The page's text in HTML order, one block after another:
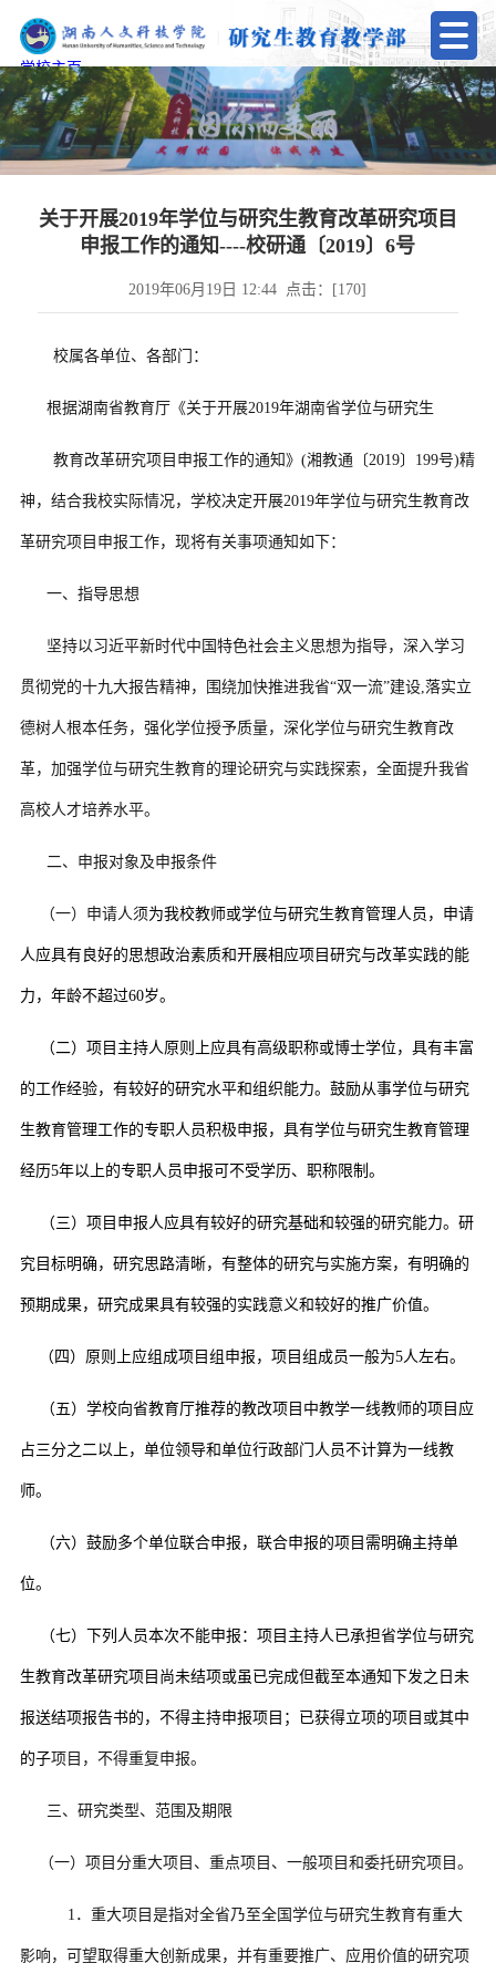
学校主页
关于开展2019年学位与研究生教育改革研究项目
申报工作的通知----校研通〔2019〕6号
2019年06月19日 12:44 点击：[170]
校属各单位、各部门：
根据湖南省教育厅《关于开展2019年湖南省学位与研究生
教育改革研究项目申报工作的通知》 (湘教通〔2019〕 199号)精
神，结合我校实际情况，学校决定开展2019年学位与研究生教育改
革研究项目申报工作，现将有关事项通知如下：
一、指导思想
坚持以习近平新时代中国特色社会主义思想为指导，深入学习
贯彻党的十九大报告精神，围绕加快推进我省“双一流”建设,落实立
德树人根本任务，强化学位授予质量，深化学位与研究生教育改
革，加强学位与研究生教育的理论研究与实践探索，全面提升我省
高校人才培养水平。
二、申报对象及申报条件
（一）申请人须为我校教师或学位与研究生教育管理人员，申请
人应具有良好的思想政治素质和开展相应项目研究与改革实践的能
力，年龄不超过60岁。
（二）项目主持人原则上应具有高级职称或博士学位，具有丰富
的工作经验，有较好的研究水平和组织能力。鼓励从事学位与研究
生教育管理工作的专职人员积极申报，具有学位与研究生教育管理
经历5年以上的专职人员申报可不受学历、职称限制。
（三）项目申报人应具有较好的研究基础和较强的研究能力。研
究目标明确，研究思路清晰，有整体的研究与实施方案，有明确的
预期成果，研究成果具有较强的实践意义和较好的推广价值。
（四）原则上应组成项目组申报，项目组成员一般为5人左右。
（五）学校向省教育厅推荐的教改项目中教学一线教师的项目应
占三分之二以上，单位领导和单位行政部门人员不计算为一线教
师。
（六）鼓励多个单位联合申报，联合申报的项目需明确主持单
位。
（七） 下列人员本次不能申报： 项目主持人已承担省学位与研究
生教育改革研究项目尚未结项或虽已完成但截至本通知下发之日未
报送结项报告书的，不得主持申报项目；已获得立项的项目或其中
的子项目，不得重复申报。
三、研究类型、范围及期限
（一）项目分重大项目、重点项目、一般项目和委托研究项目。
1 ．重大项目是指对全省乃至全国学位与研究生教育有重大
影响，可望取得重大创新成果，并有重要推广、应用价值的研究项